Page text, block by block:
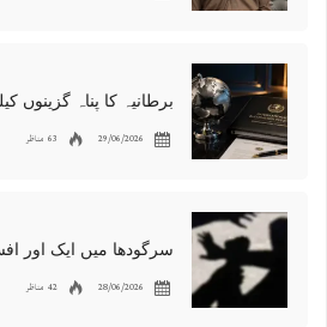
29/06/2026 63 مناظر
28/06/2026 42 مناظر